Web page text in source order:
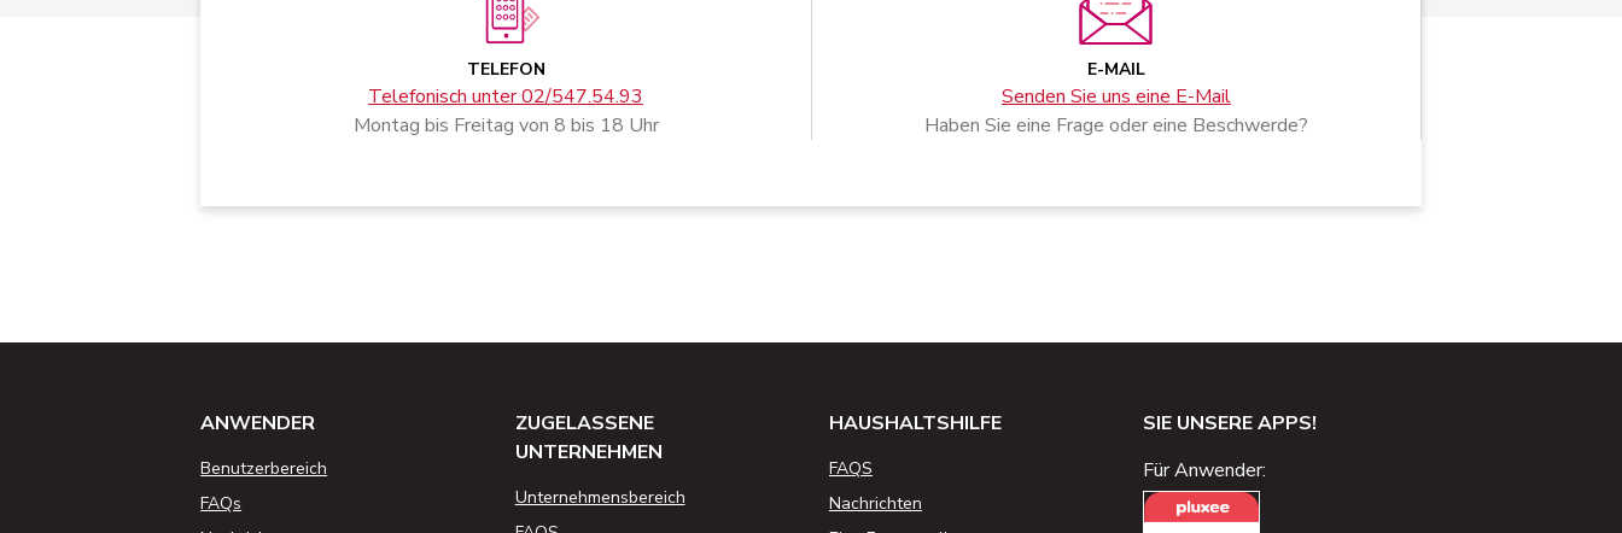
TELEFON
Telefonisch unter 02/547.54.93
Montag bis Freitag von 8 bis 18 Uhr
E-MAIL
Senden Sie uns eine E-Mail
Haben Sie eine Frage oder eine Beschwerde?
ANWENDER
Benutzerbereich
FAQs
ZUGELASSENE
UNTERNEHMEN
Unternehmensbereich
HAUSHALTSHILFE
FAQS
Nachrichten
SIE UNSERE APPS!
Für Anwender: